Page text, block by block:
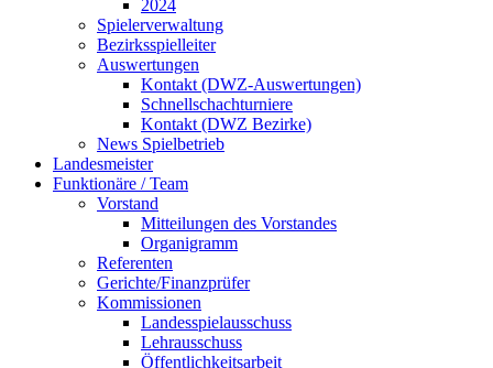
2024
Spielerverwaltung
Bezirksspielleiter
Auswertungen
Kontakt (DWZ-Auswertungen)
Schnellschachturniere
Kontakt (DWZ Bezirke)
News Spielbetrieb
Landesmeister
Funktionäre / Team
Vorstand
Mitteilungen des Vorstandes
Organigramm
Referenten
Gerichte/Finanzprüfer
Kommissionen
Landesspielausschuss
Lehrausschuss
Öffentlichkeitsarbeit